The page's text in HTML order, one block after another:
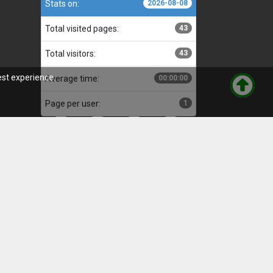
Stats on: 2026-08-08
Total visited pages: 43
Total visitors: 43
Average time: 00:00:00
Page per user: 1
experience.